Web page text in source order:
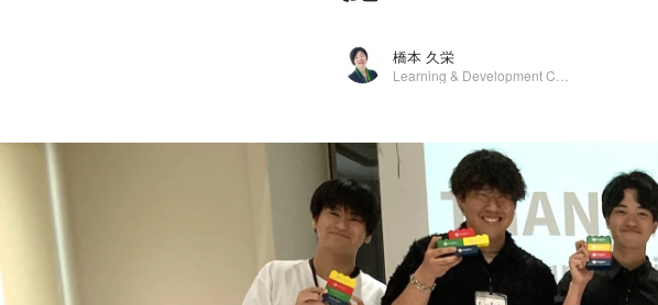
橋本 久栄